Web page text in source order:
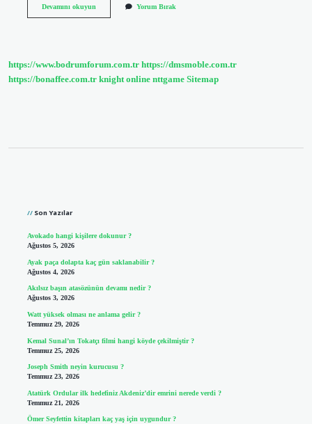
Devamını okuyunÇok
Yorum Bırak
https://www.bodrumforum.com.tr https://dmsmoble.com.tr
https://bonaffee.com.tr knight online nttgame Sitemap
Son Yazılar
Avokado hangi kişilere dokunur ?
Ağustos 5, 2026
Ayak paça dolapta kaç gün saklanabilir ?
Ağustos 4, 2026
Akılsız başın atasözünün devamı nedir ?
Ağustos 3, 2026
Watt yüksek olması ne anlama gelir ?
Temmuz 29, 2026
Kemal Sunal’ın Tokatçı filmi hangi köyde çekilmiştir ?
Temmuz 25, 2026
Joseph Smith neyin kurucusu ?
Temmuz 23, 2026
Atatürk Ordular ilk hedefiniz Akdeniz’dir emrini nerede verdi ?
Temmuz 21, 2026
Ömer Seyfettin kitapları kaç yaş için uygundur ?